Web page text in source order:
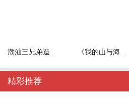
潮汕三兄弟造... 《我的山与海...
精彩推荐